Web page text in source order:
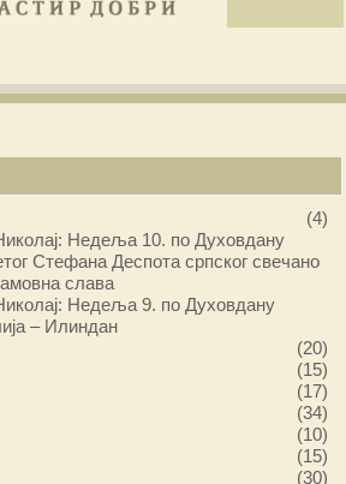
(4)
Недеља 10. по Духовдану
Стефана Деспота српског свечано
слава
Недеља 9. по Духовдану
– Илиндан
(20)
(15)
(17)
(34)
(10)
(15)
(30)